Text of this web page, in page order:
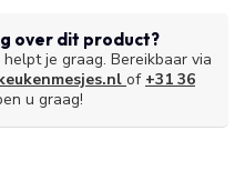
over dit product?
je graag. Bereikbaar via
of +31 36
u graag!